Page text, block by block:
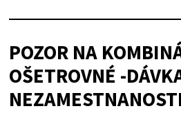
POZOR NA
OŠETROVNÉ -